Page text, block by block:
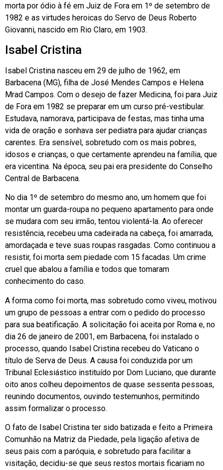
morta por ódio à fé em Juiz de Fora em 1º de setembro de
1982 e as virtudes heroicas do Servo de Deus Roberto
Giovanni, nascido em Rio Claro, em 1903.
Isabel Cristina
Isabel Cristina nasceu em 29 de julho de 1962, em
Barbacena (MG), filha de José Mendes Campos e Helena
Mrad Campos. Com o desejo de fazer Medicina, foi para Juiz
de Fora em 1982 se preparar em um curso pré-vestibular.
Estudava, namorava, participava de festas, mas tinha uma
vida de oração e sonhava ser pediatra para ajudar crianças
carentes. Era sensível, sobretudo com os mais pobres,
idosos e crianças, o que certamente aprendeu na família, que
era vicentina. Na época, seu pai era presidente do Conselho
Central de Barbacena.
No dia 1º de setembro do mesmo ano, um homem que foi
montar um guarda-roupa no pequeno apartamento para onde
se mudara com seu irmão, tentou violentá-la. Ao oferecer
resistência, recebeu uma cadeirada na cabeça, foi amarrada,
amordaçada e teve suas roupas rasgadas. Como continuou a
resistir, foi morta sem piedade com 15 facadas. Um crime
cruel que abalou a família e todos que tomaram
conhecimento do caso.
A forma como foi morta, mas sobretudo como viveu, motivou
um grupo de pessoas a entrar com o pedido do processo
para sua beatificação. A solicitação foi aceita por Roma e, no
dia 26 de janeiro de 2001, em Barbacena, foi instalado o
processo, quando Isabel Cristina recebeu do Vaticano o
título de Serva de Deus. A causa foi conduzida por um
Tribunal Eclesiástico instituído por Dom Luciano, que durante
oito anos colheu depoimentos de quase sessenta pessoas,
reunindo documentos, ouvindo testemunhos, permitindo
assim formalizar o processo.
O fato de Isabel Cristina ter sido batizada e feito a Primeira
Comunhão na Matriz da Piedade, pela ligação afetiva de
seus pais com a paróquia, e sobretudo para facilitar a
visitação, decidiu-se que seus restos mortais ficariam no